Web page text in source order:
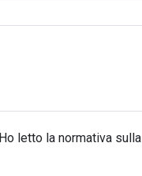
Ho letto la normativa sulla